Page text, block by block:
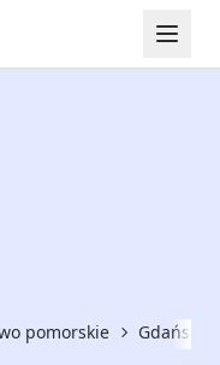
pomorskie Gdańsk